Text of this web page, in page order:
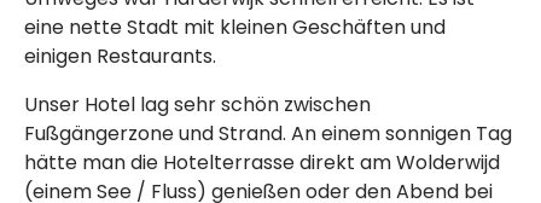
eine nette Stadt mit kleinen Geschäften und
einigen Restaurants.
Unser Hotel lag sehr schön zwischen
Fußgängerzone und Strand. An einem sonnigen Tag
hätte man die Hotelterrasse direkt am Wolderwijd
(einem See / Fluss) genießen oder den Abend bei